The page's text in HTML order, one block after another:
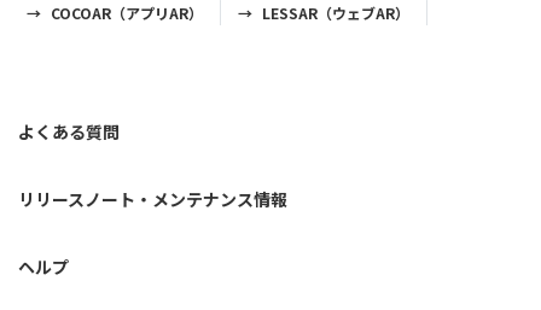
COCOAR（アプリAR） LESSAR（ウェブAR）
よくある質問
リリースノート・メンテナンス情報
ヘルプ